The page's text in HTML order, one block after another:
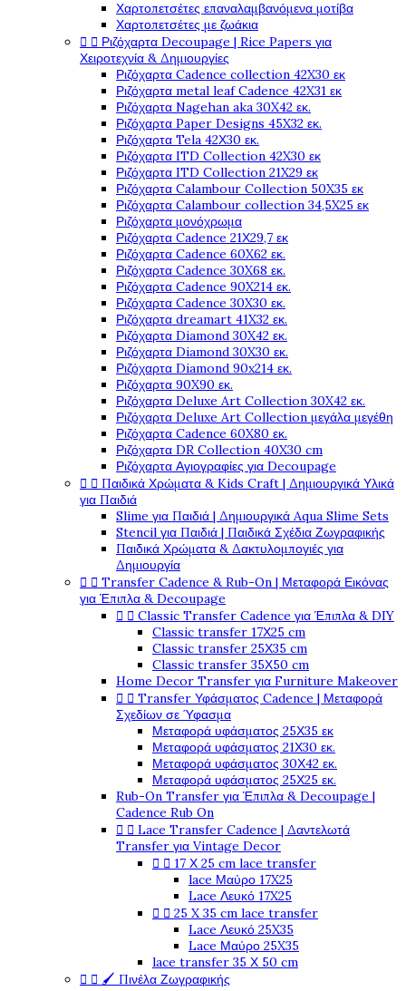
Χαρτοπετσέτες επαναλαμβανόμενα μοτίβα
Χαρτοπετσέτες με ζωάκια
  Ριζόχαρτα Decoupage | Rice Papers για
Χειροτεχνία & Δημιουργίες
Ριζόχαρτα Cadence collection 42X30 εκ
Ριζόχαρτα metal leaf Cadence 42X31 εκ
Ριζόχαρτα Nagehan aka 30X42 εκ.
Ριζόχαρτα Paper Designs 45X32 εκ.
Ριζόχαρτα Tela 42Χ30 εκ.
Ριζόχαρτα ITD Collection 42X30 εκ
Ριζόχαρτα ITD Collection 21X29 εκ
Ριζόχαρτα Calambour Collection 50X35 εκ
Ριζόχαρτα Calambour collection 34,5X25 εκ
Ριζόχαρτα μονόχρωμα
Ριζόχαρτα Cadence 21Χ29,7 εκ
Ριζόχαρτα Cadence 60X62 εκ.
Ριζόχαρτα Cadence 30X68 εκ.
Ριζόχαρτα Cadence 90X214 εκ.
Ριζόχαρτα Cadence 30X30 εκ.
Ριζόχαρτα dreamart 41X32 εκ.
Ριζόχαρτα Diamond 30X42 εκ.
Ριζόχαρτα Diamond 30X30 εκ.
Ριζόχαρτα Diamond 90x214 εκ.
Ριζόχαρτα 90X90 εκ.
Ριζόχαρτα Deluxe Art Collection 30X42 εκ.
Ριζόχαρτα Deluxe Art Collection μεγάλα μεγέθη
Ριζόχαρτα Cadence 60X80 εκ.
Ριζόχαρτα DR Collection 40X30 cm
Ριζόχαρτα Αγιογραφίες για Decoupage
  Παιδικά Χρώματα & Kids Craft | Δημιουργικά Υλικά
για Παιδιά
Slime για Παιδιά | Δημιουργικά Aqua Slime Sets
Stencil για Παιδιά | Παιδικά Σχέδια Ζωγραφικής
Παιδικά Χρώματα & Δακτυλομπογιές για
Δημιουργία
  Transfer Cadence & Rub-On | Μεταφορά Εικόνας
για Έπιπλα & Decoupage
  Classic Transfer Cadence για Έπιπλα & DIY
Classic transfer 17Χ25 cm
Classic transfer 25Χ35 cm
Classic transfer 35Χ50 cm
Home Decor Transfer για Furniture Makeover
  Transfer Υφάσματος Cadence | Μεταφορά
Σχεδίων σε Ύφασμα
Μεταφορά υφάσματος 25Χ35 εκ
Μεταφορά υφάσματος 21Χ30 εκ.
Μεταφορά υφάσματος 30Χ42 εκ.
Μεταφορά υφάσματος 25Χ25 εκ.
Rub-On Transfer για Έπιπλα & Decoupage |
Cadence Rub On
  Lace Transfer Cadence | Δαντελωτά
Transfer για Vintage Decor
  17 Χ 25 cm lace transfer
lace Μαύρο 17X25
Lace Λευκό 17X25
  25 X 35 cm lace transfer
Lace Λευκό 25X35
Lace Μαύρο 25X35
lace transfer 35 Χ 50 cm
  🖌️ Πινέλα Ζωγραφικής